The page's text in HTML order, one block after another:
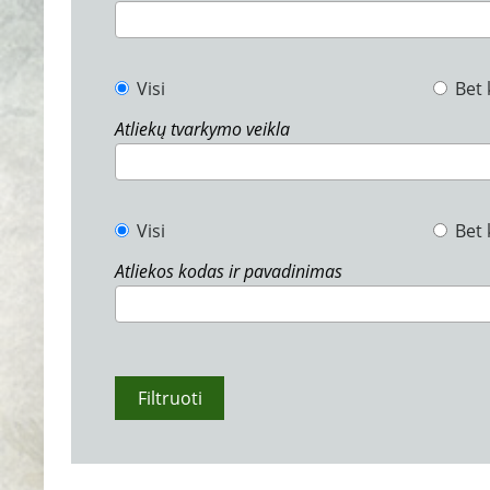
Visi
Bet
Atliekų tvarkymo veikla
Visi
Bet
Atliekos kodas ir pavadinimas
Filtruoti